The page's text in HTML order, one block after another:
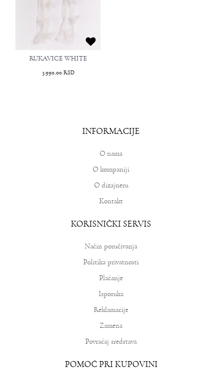
RUKAVICE WHITE
3.990,00 RSD
INFORMACIJE
O nama
O kompaniji
O dizajneru
Kontakt
KORISNIČKI SERVIS
Način poručivanja
Politika privatnosti
Plaćanje
Isporuka
Reklamacije
Zamena
Povraćaj sredstava
POMOĆ PRI KUPOVINI